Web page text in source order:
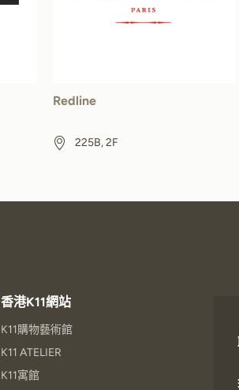
Redline
225B, 2F
香港K11網站
K11購物藝術館
K11 ATELIER
K11寓館